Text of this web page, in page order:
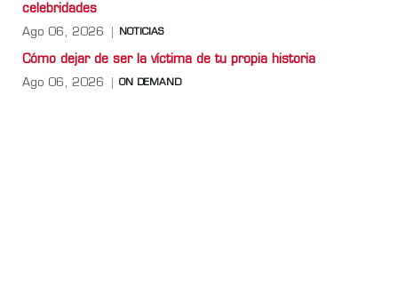
celebridades
Ago 06, 2026 NOTICIAS
Cómo dejar de ser la víctima de tu propia historia
Ago 06, 2026 ON DEMAND